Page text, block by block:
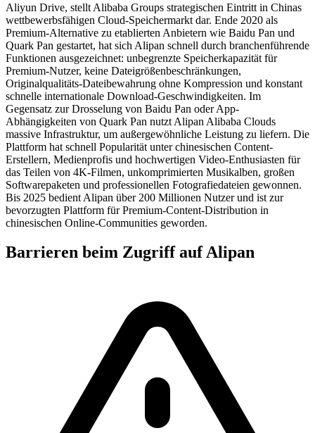
Aliyun Drive, stellt Alibaba Groups strategischen Eintritt in Chinas
wettbewerbsfähigen Cloud-Speichermarkt dar. Ende 2020 als
Premium-Alternative zu etablierten Anbietern wie Baidu Pan und
Quark Pan gestartet, hat sich Alipan schnell durch branchenführende
Funktionen ausgezeichnet: unbegrenzte Speicherkapazität für
Premium-Nutzer, keine Dateigrößenbeschränkungen,
Originalqualitäts-Dateibewahrung ohne Kompression und konstant
schnelle internationale Download-Geschwindigkeiten. Im
Gegensatz zur Drosselung von Baidu Pan oder App-
Abhängigkeiten von Quark Pan nutzt Alipan Alibaba Clouds
massive Infrastruktur, um außergewöhnliche Leistung zu liefern. Die
Plattform hat schnell Popularität unter chinesischen Content-
Erstellern, Medienprofis und hochwertigen Video-Enthusiasten für
das Teilen von 4K-Filmen, unkomprimierten Musikalben, großen
Softwarepaketen und professionellen Fotografiedateien gewonnen.
Bis 2025 bedient Alipan über 200 Millionen Nutzer und ist zur
bevorzugten Plattform für Premium-Content-Distribution in
chinesischen Online-Communities geworden.
Barrieren beim Zugriff auf Alipan